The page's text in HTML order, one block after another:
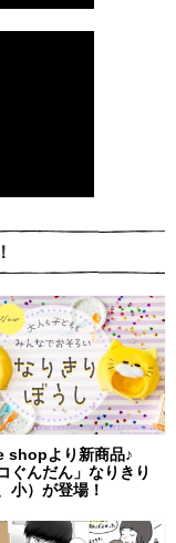
shopより新商品♪
ぐんだん」なりきり
小）が登場！